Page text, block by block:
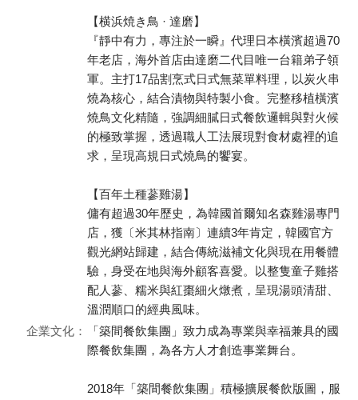
【横浜焼き鳥 · 達磨】
『靜中有力，專注於一瞬』代理日本橫濱超過70
年老店，海外首店由達磨二代目唯一台籍弟子領
軍。主打17品割烹式日式無菜單料理，以炭火串
燒為核心，結合漬物與特製小食。完整移植橫濱
燒鳥文化精隨，強調細膩日式餐飲邏輯與對火候
的極致掌握，透過職人工法展現對食材處裡的追
求，呈現高規日式燒鳥的饗宴。
【百年土種蔘雞湯】
傭有超過30年歷史，為韓國首爾知名森雞湯專門
店，獲〔米其林指南〕連續3年肯定，韓國官方
觀光網站歸建，結合傳統滋補文化與現在用餐體
驗，身受在地與海外顧客喜愛。以整隻童子雞搭
配人蔘、糯米與紅棗細火燉煮，呈現湯頭清甜、
溫潤順口的經典風味。
企業文化：
「築間餐飲集團」致力成為專業與幸福兼具的國
際餐飲集團，為各方人才創造事業舞台。
2018年「築間餐飲集團」積極擴展餐飲版圖，服